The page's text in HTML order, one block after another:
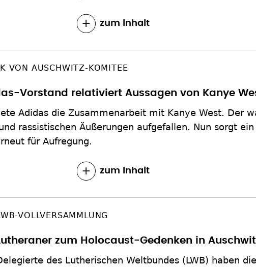
zum Inhalt
VON AUSCHWITZ-KOMITEE
Vorstand relativiert Aussagen von Kanye
Adidas die Zusammenarbeit mit Kanye West. Der
rassistischen Äußerungen aufgefallen. Nun sorgt
für Aufregung.
zum Inhalt
VOLLVERSAMMLUNG
zum Holocaust-Gedenken in
des Lutherischen Weltbundes (LWB) haben